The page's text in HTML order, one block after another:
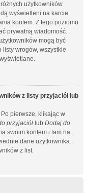
użytkowników
wyświetleni na karcie
kontem. Z tego poziomu
prywatną wiadomość.
mogą być
wrogów, wszystkie
z listy przyjaciół lub
pierwsze, klikając w
przyjaciół lub Dodaj do
swoim kontem i tam na
dane użytkownika.
z list.